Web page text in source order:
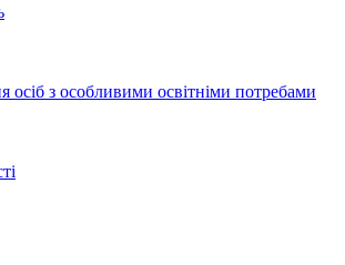
осіб з особливими освітніми потребами